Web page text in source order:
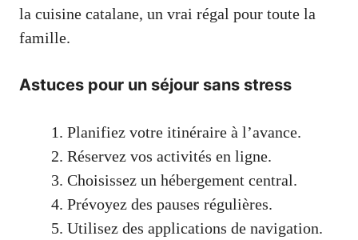
la cuisine catalane, un vrai régal pour toute la
famille.
Astuces pour un séjour sans stress
Planifiez votre itinéraire à l’avance.
Réservez vos activités en ligne.
Choisissez un hébergement central.
Prévoyez des pauses régulières.
Utilisez des applications de navigation.